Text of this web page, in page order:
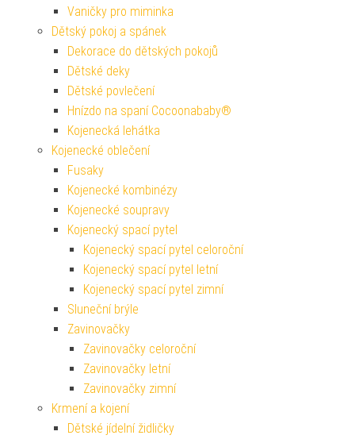
Vaničky pro miminka
Dětský pokoj a spánek
Dekorace do dětských pokojů
Dětské deky
Dětské povlečení
Hnízdo na spaní Cocoonababy®
Kojenecká lehátka
Kojenecké oblečení
Fusaky
Kojenecké kombinézy
Kojenecké soupravy
Kojenecký spací pytel
Kojenecký spací pytel celoroční
Kojenecký spací pytel letní
Kojenecký spací pytel zimní
Sluneční brýle
Zavinovačky
Zavinovačky celoroční
Zavinovačky letní
Zavinovačky zimní
Krmení a kojení
Dětské jídelní židličky